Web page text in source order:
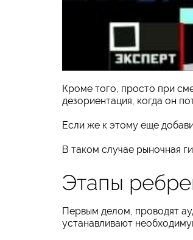
Кроме того, просто при
дезориентация, когда он
Если же к этому еще
В таком случае рыночная
Этапы
Первым делом, проводят
устанавливают